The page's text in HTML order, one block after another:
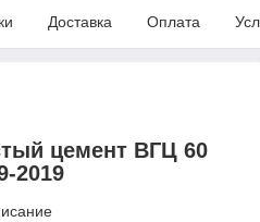
Доставка Оплата
цемент ВГЦ 60
2019